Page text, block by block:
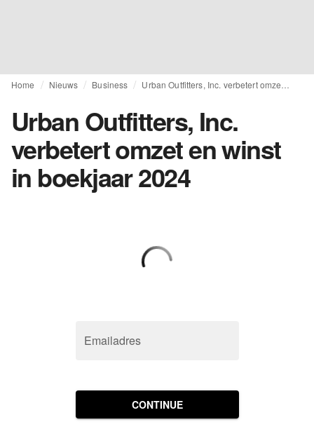
Home Nieuws Business
Urban Outfitters, Inc.
verbetert omzet en winst
in boekjaar 2024
Emailadres
CONTINUE